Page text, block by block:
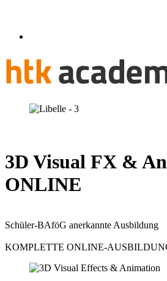
3D Visual FX &
ONLINE
Schüler-BAföG anerkannte Ausbildung
KOMPLETTE ONLINE-